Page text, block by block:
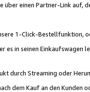
einen Partner-Link auf,
1-Click-Bestellfunktion,
in seinen Einkaufswagen
durch Streaming oder
dem Kauf an den Kunden